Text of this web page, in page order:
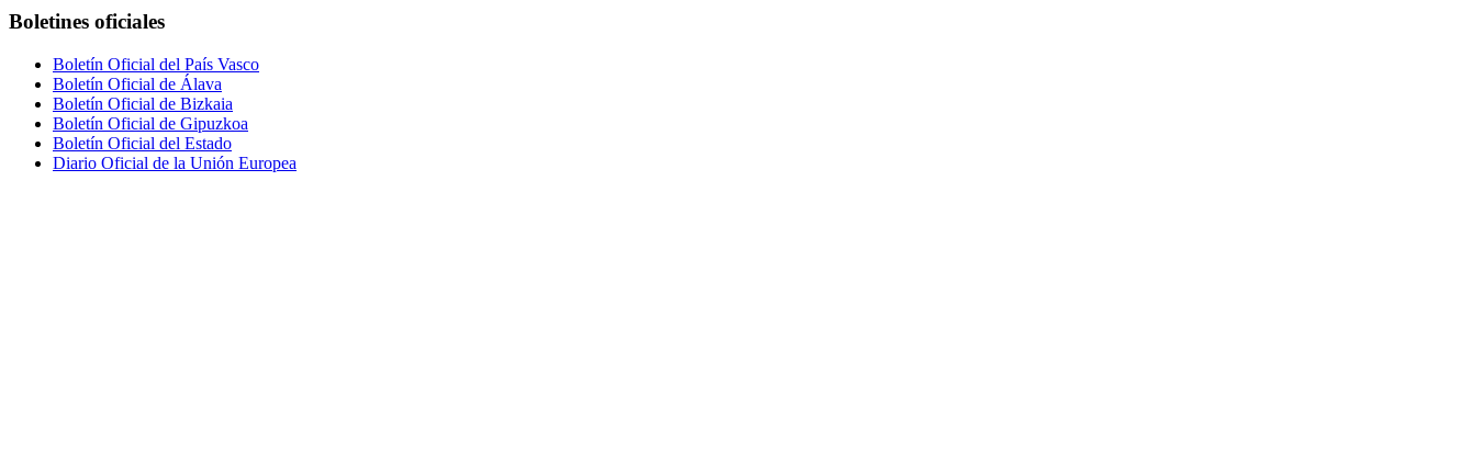
Boletines oficiales
Boletín Oficial del País Vasco
Boletín Oficial de Álava
Boletín Oficial de Bizkaia
Boletín Oficial de Gipuzkoa
Boletín Oficial del Estado
Diario Oficial de la Unión Europea